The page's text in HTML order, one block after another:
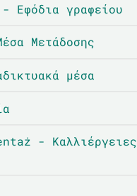
Εφόδια γραφείου
Μετάδοσης
μέσα
- Καλλιέργειες